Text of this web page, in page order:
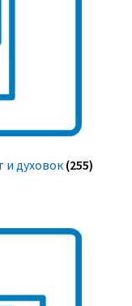
и духовок (255)